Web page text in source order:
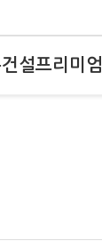
건설프리미엄